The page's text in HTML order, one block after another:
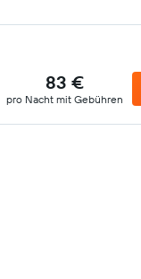
83 €
pro Nacht mit Gebühren